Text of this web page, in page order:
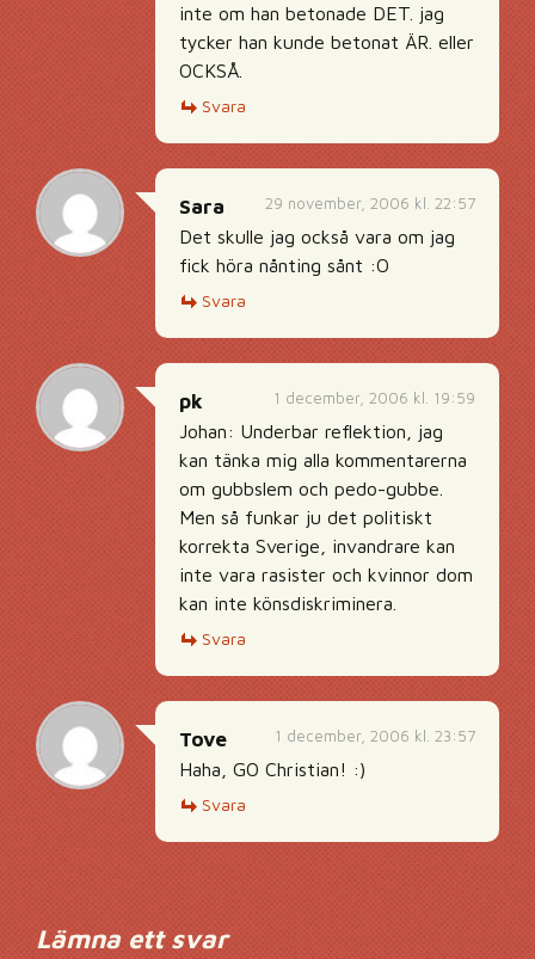
inte om han betonade DET. jag
tycker han kunde betonat ÄR. eller
OCKSÅ.
Svara
29 november, 2006 kl. 22:57
Sara
Det skulle jag också vara om jag
fick höra nånting sånt :O
Svara
1 december, 2006 kl. 19:59
pk
Johan: Underbar reflektion, jag
kan tänka mig alla kommentarerna
om gubbslem och pedo-gubbe.
Men så funkar ju det politiskt
korrekta Sverige, invandrare kan
inte vara rasister och kvinnor dom
kan inte könsdiskriminera.
Svara
1 december, 2006 kl. 23:57
Tove
Haha, GO Christian! :)
Svara
Lämna ett svar